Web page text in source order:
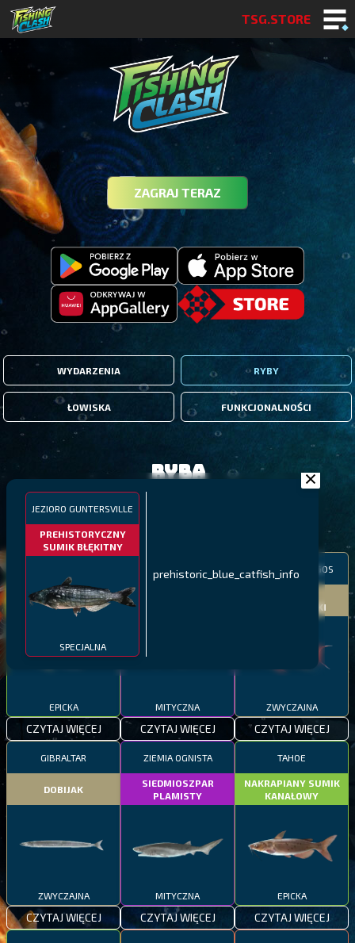
TSG.STORE
ZAGRAJ TERAZ
WYDARZENIA RYBY
ŁOWISKA FUNKCJONALNOŚCI
JEZIORO GUNTERSVILLE
PREHISTORYCZNY
SUMIK BŁĘKITNY
SPECJALNA
prehistoric_blue_catfish_info
Ryba
PYSZCZAK ZACHODNI
EPICKA
CZYTAJ WIĘCEJ
PÓŁNOCNE FIORDY
MITYCZNA
CZYTAJ WIĘCEJ
WYSPY GALAPAGOS
MEKSYKAŃSKI
ZWYCZAJNA
CZYTAJ WIĘCEJ
GIBRALTAR
DOBIJAK
ZWYCZAJNA
CZYTAJ WIĘCEJ
ZIEMIA OGNISTA
SIEDMIOSZPAR
PLAMISTY
MITYCZNA
CZYTAJ WIĘCEJ
TAHOE
NAKRAPIANY SUMIK
KANAŁOWY
EPICKA
CZYTAJ WIĘCEJ